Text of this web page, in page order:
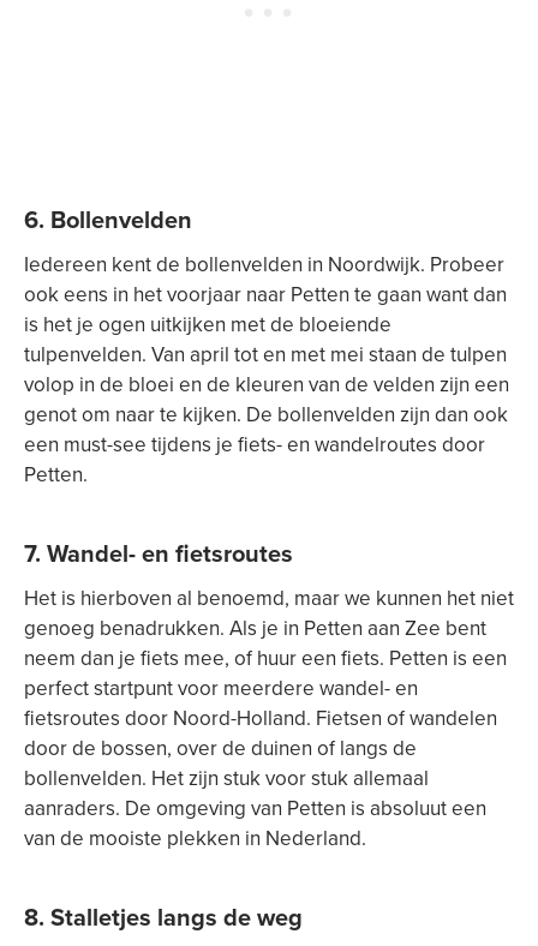
6. Bollenvelden
Iedereen kent de bollenvelden in Noordwijk. Probeer
ook eens in het voorjaar naar Petten te gaan want dan
is het je ogen uitkijken met de bloeiende
tulpenvelden. Van april tot en met mei staan de tulpen
volop in de bloei en de kleuren van de velden zijn een
genot om naar te kijken. De bollenvelden zijn dan ook
een must-see tijdens je fiets- en wandelroutes door
Petten.
7. Wandel- en fietsroutes
Het is hierboven al benoemd, maar we kunnen het niet
genoeg benadrukken. Als je in Petten aan Zee bent
neem dan je fiets mee, of huur een fiets. Petten is een
perfect startpunt voor meerdere wandel- en
fietsroutes door Noord-Holland. Fietsen of wandelen
door de bossen, over de duinen of langs de
bollenvelden. Het zijn stuk voor stuk allemaal
aanraders. De omgeving van Petten is absoluut een
van de mooiste plekken in Nederland.
8. Stalletjes langs de weg